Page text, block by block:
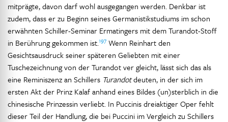
mitprägte, davon darf wohl ausgegangen werden. Denkbar ist
zudem, dass er zu Beginn seines Germanistikstudiums im schon
erwähnten Schiller-Seminar Ermatingers mit dem Turandot-Stoff
in Berührung gekommen ist.197 Wenn Reinhart den
Gesichtsausdruck seiner späteren Geliebten mit einer
Tuschezeichnung von der Turandot ver gleicht, lässt sich das als
eine Reminiszenz an Schillers Turandotdeuten, in der sich im
ersten Akt der Prinz Kalaf anhand eines Bildes (un)sterblich in die
chinesische Prinzessin verliebt. In Puccinis dreiaktiger Oper fehlt
dieser Teil der Handlung, die bei Puccini im Vergleich zu Schillers